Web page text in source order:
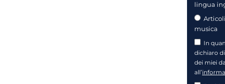
lingua
musica
In
dichiaro
dei miei
all’